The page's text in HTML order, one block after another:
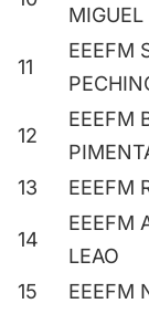
MIGUEL
11
EEEFM
12
EEEFM
13 EEEFM
14
EEEFM
LEAO
15 EEEFM